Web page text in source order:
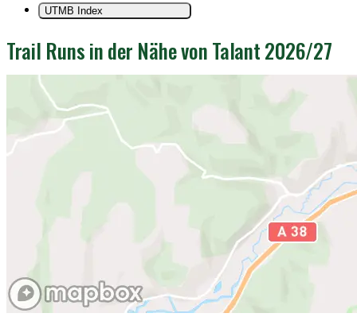
UTMB Index
Trail Runs in der Nähe von Talant 2026/27